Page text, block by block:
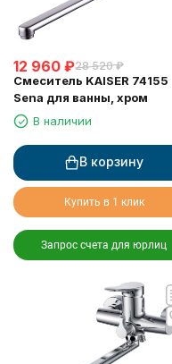
12 960 ₽28 520 ₽
Смеситель KAISER 74155
Sena для ванны, хром
В наличии
В корзину
Купить в 1 клик
Запрос счета для юрлиц